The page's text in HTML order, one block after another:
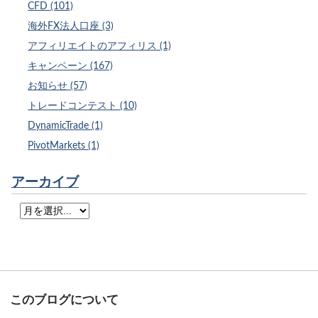
CFD (101)
海外FX法人口座 (3)
アフィリエイトのアフィリス (1)
キャンペーン (167)
お知らせ (57)
トレードコンテスト (10)
DynamicTrade (1)
PivotMarkets (1)
アーカイブ
このブログについて